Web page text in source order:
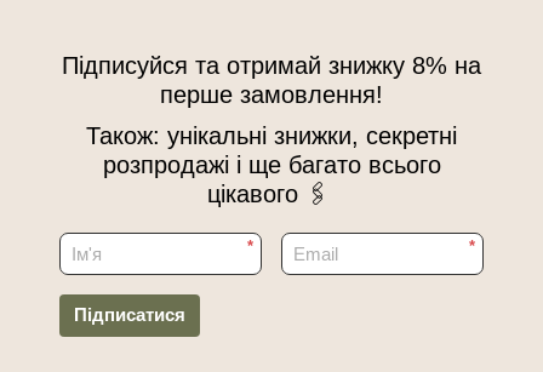
Підписуйся та отримай знижку 8% на
перше замовлення!
Також: унікальні знижки, секретні
розпродажі і ще багато всього
цікавого 🖇
* *
Підписатися